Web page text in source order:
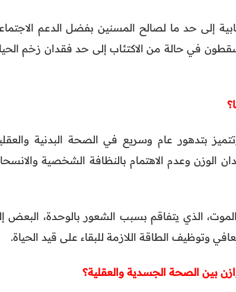
إلى حد ما لصالح المسنين بفضل الدعم
في حالة من الاكتئاب إلى حد فقدان زخم
بتدهور عام وسريع في الصحة البدنية
وعدم الاهتمام بالنظافة الشخصية
الذي يتفاقم بسبب الشعور بالوحدة، البعض
وتوظيف الطاقة اللازمة للبقاء على قيد الحياة.